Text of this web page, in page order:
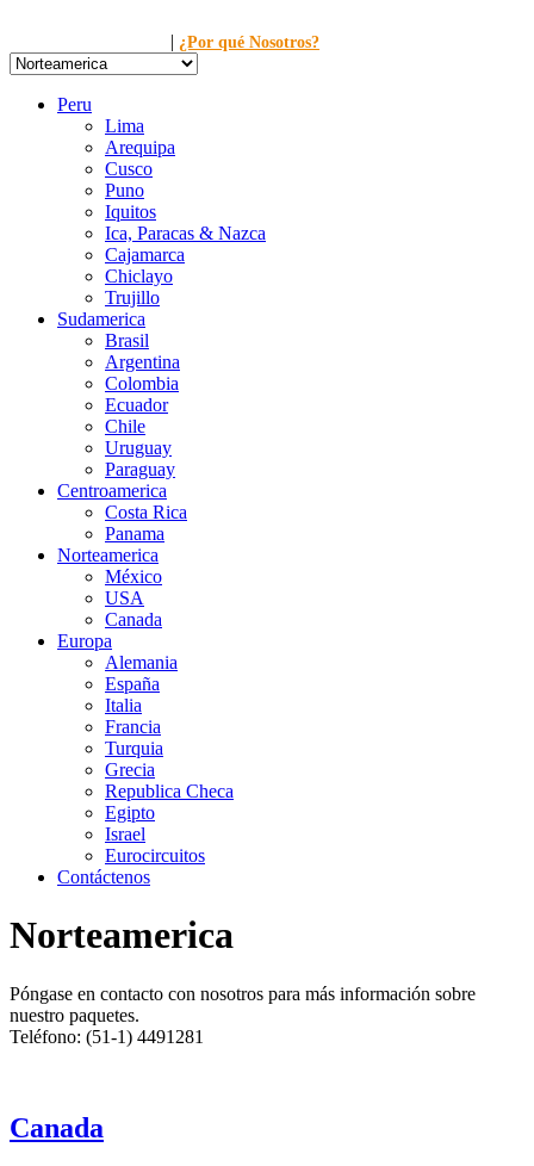
| ¿Por qué Nosotros?
Peru
Lima
Arequipa
Cusco
Puno
Iquitos
Ica, Paracas & Nazca
Cajamarca
Chiclayo
Trujillo
Sudamerica
Brasil
Argentina
Colombia
Ecuador
Chile
Uruguay
Paraguay
Centroamerica
Costa Rica
Panama
Norteamerica
México
USA
Canada
Europa
Alemania
España
Italia
Francia
Turquia
Grecia
Republica Checa
Egipto
Israel
Eurocircuitos
Contáctenos
Norteamerica
Póngase en contacto con nosotros para más información sobre
nuestro paquetes.
Teléfono: (51-1) 4491281
Canada